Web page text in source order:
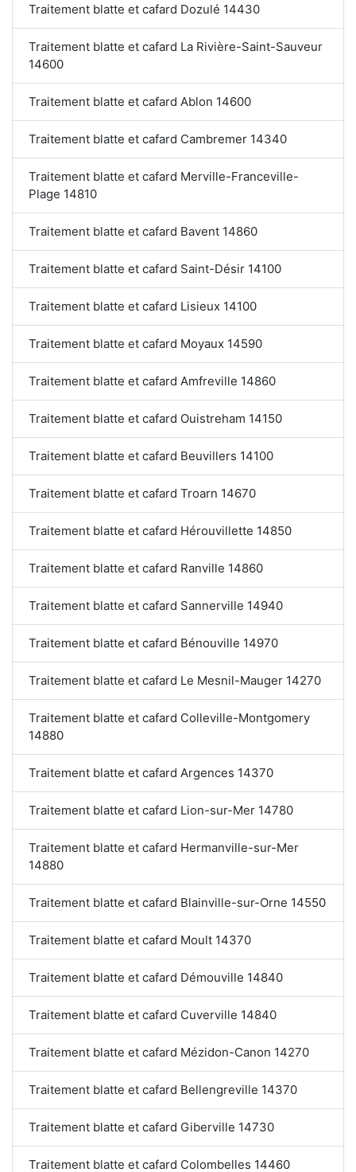
Traitement blatte et cafard Dozulé 14430
Traitement blatte et cafard La Rivière-Saint-Sauveur
14600
Traitement blatte et cafard Ablon 14600
Traitement blatte et cafard Cambremer 14340
Traitement blatte et cafard Merville-Franceville-
Plage 14810
Traitement blatte et cafard Bavent 14860
Traitement blatte et cafard Saint-Désir 14100
Traitement blatte et cafard Lisieux 14100
Traitement blatte et cafard Moyaux 14590
Traitement blatte et cafard Amfreville 14860
Traitement blatte et cafard Ouistreham 14150
Traitement blatte et cafard Beuvillers 14100
Traitement blatte et cafard Troarn 14670
Traitement blatte et cafard Hérouvillette 14850
Traitement blatte et cafard Ranville 14860
Traitement blatte et cafard Sannerville 14940
Traitement blatte et cafard Bénouville 14970
Traitement blatte et cafard Le Mesnil-Mauger 14270
Traitement blatte et cafard Colleville-Montgomery
14880
Traitement blatte et cafard Argences 14370
Traitement blatte et cafard Lion-sur-Mer 14780
Traitement blatte et cafard Hermanville-sur-Mer
14880
Traitement blatte et cafard Blainville-sur-Orne 14550
Traitement blatte et cafard Moult 14370
Traitement blatte et cafard Démouville 14840
Traitement blatte et cafard Cuverville 14840
Traitement blatte et cafard Mézidon-Canon 14270
Traitement blatte et cafard Bellengreville 14370
Traitement blatte et cafard Giberville 14730
Traitement blatte et cafard Colombelles 14460